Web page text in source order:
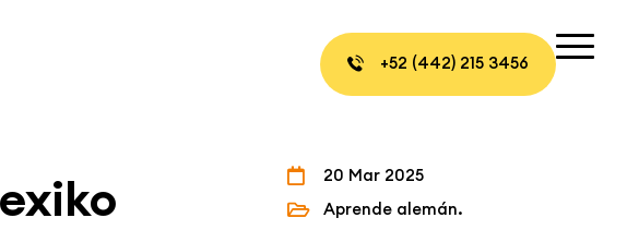
+52 (442) 215 3456
20 Mar 2025
Aprende alemán.